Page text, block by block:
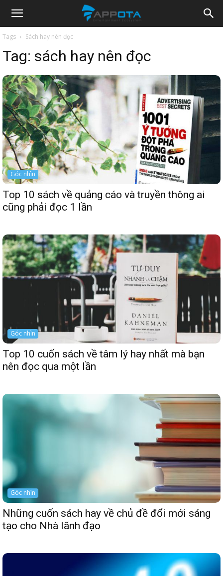
Appota
News
Tags Sách hay nên đọc
Tag: sách hay nên đọc
Góc nhìn
Top 10 sách về quảng cáo và truyền thông ai
cũng phải đọc 1 lần
Góc nhìn
Top 10 cuốn sách về tâm lý hay nhất mà bạn
nên đọc qua một lần
Góc nhìn
Những cuốn sách hay về chủ đề đổi mới sáng
tạo cho Nhà lãnh đạo